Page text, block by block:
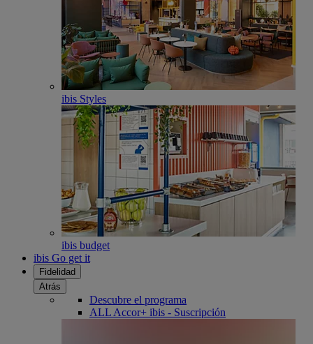
ibis Styles
ibis budget
ibis Go get it
Fidelidad
Atrás
Descubre el programa
ALL Accor+ ibis - Suscripción